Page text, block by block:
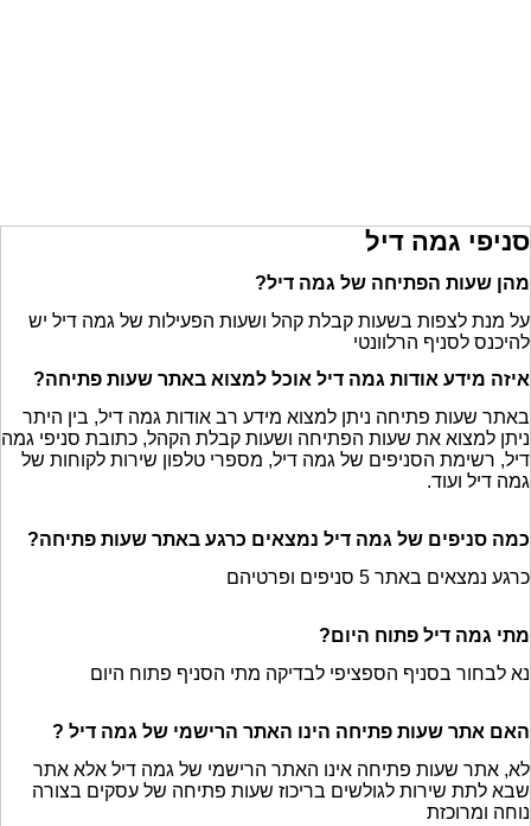
סניפי גמה דיל
מהן שעות הפתיחה של גמה דיל?
על מנת לצפות בשעות קבלת קהל ושעות הפעילות של גמה דיל יש
להיכנס לסניף הרלוונטי
איזה מידע אודות גמה דיל אוכל למצוא באתר שעות פתיחה?
באתר שעות פתיחה ניתן למצוא מידע רב אודות גמה דיל, בין היתר
ניתן למצוא את שעות הפתיחה ושעות קבלת הקהל, כתובת סניפי גמה
דיל, רשימת הסניפים של גמה דיל, מספרי טלפון שירות לקוחות של
גמה דיל ועוד.
כמה סניפים של גמה דיל נמצאים כרגע באתר שעות פתיחה?
כרגע נמצאים באתר 5 סניפים ופרטיהם
מתי גמה דיל פתוח היום?
נא לבחור בסניף הספציפי לבדיקה מתי הסניף פתוח היום
האם אתר שעות פתיחה הינו האתר הרישמי של גמה דיל ?
לא, אתר שעות פתיחה אינו האתר הרישמי של גמה דיל אלא אתר
שבא לתת שירות לגולשים בריכוז שעות פתיחה של עסקים בצורה
נוחה ומרוכזת